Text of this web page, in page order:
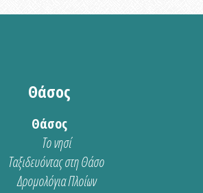
Θάσος
Θάσος
Το νησί
Ταξιδευόντας στη Θάσο
Δρομολόγια Πλοίων